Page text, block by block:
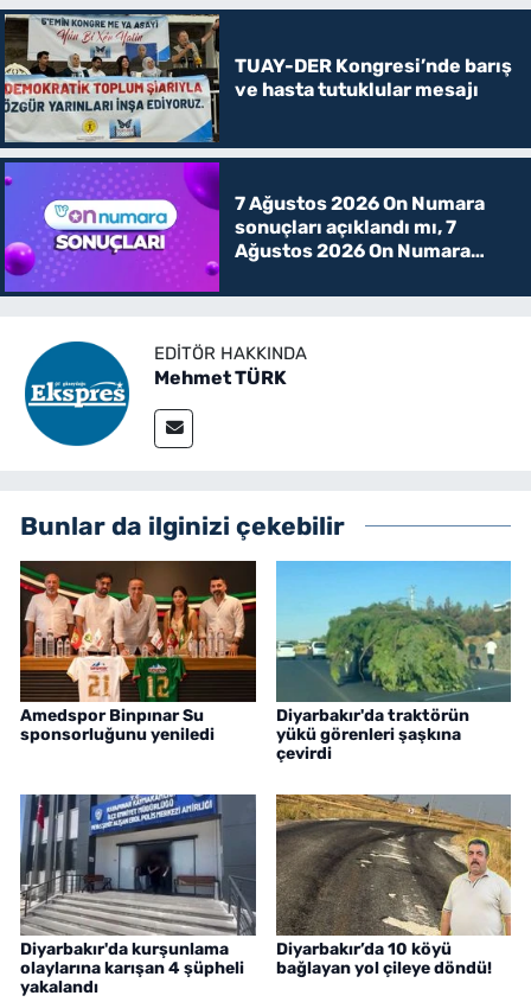
TUAY-DER Kongresi’nde barış
ve hasta tutuklular mesajı
7 Ağustos 2026 On Numara
sonuçları açıklandı mı, 7
Ağustos 2026 On Numara
EDITÖR HAKKINDA
Mehmet TÜRK
Bunlar da ilginizi çekebilir
Amedspor Binpınar Su
sponsorluğunu yeniledi
Diyarbakır'da traktörün
yükü görenleri şaşkına
çevirdi
Diyarbakır'da kurşunlama
olaylarına karışan 4 şüpheli
yakalandı
Diyarbakır’da 10 köyü
bağlayan yol çileye döndü!